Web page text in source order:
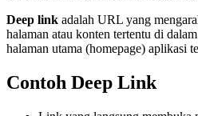
Deep link adalah URL yang
halaman atau konten tertentu di
halaman utama (homepage) aplikasi
Contoh Deep Link